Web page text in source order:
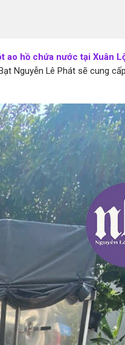
ao hồ chứa nước tại Xuân
Nguyễn Lê Phát sẽ cung